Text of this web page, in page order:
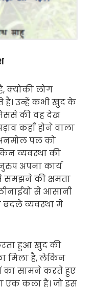
क्योकी लोग
है। उन्हें कभी खुद के
की वह देख
कहाँ होने वाला
पल को
व्यवस्था की
अपना कार्य
समझने की क्षमता
से आसानी
व्यवस्था मे
हुआ खुद की
मिला है, लेकिन
का सामने करते हुए
एक कला है। जो इस